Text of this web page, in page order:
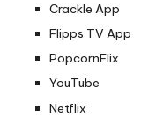
Crackle App
Flipps TV App
PopcornFlix
YouTube
Netflix